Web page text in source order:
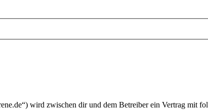
wird zwischen dir und dem Betreiber ein Vertrag mit